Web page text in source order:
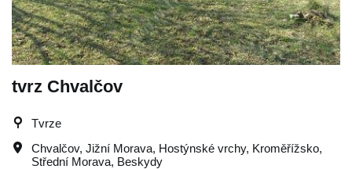
tvrz Chvalčov
Tvrze
Chvalčov, Jižní Morava, Hostýnské vrchy, Kroměřížsko,
Střední Morava, Beskydy